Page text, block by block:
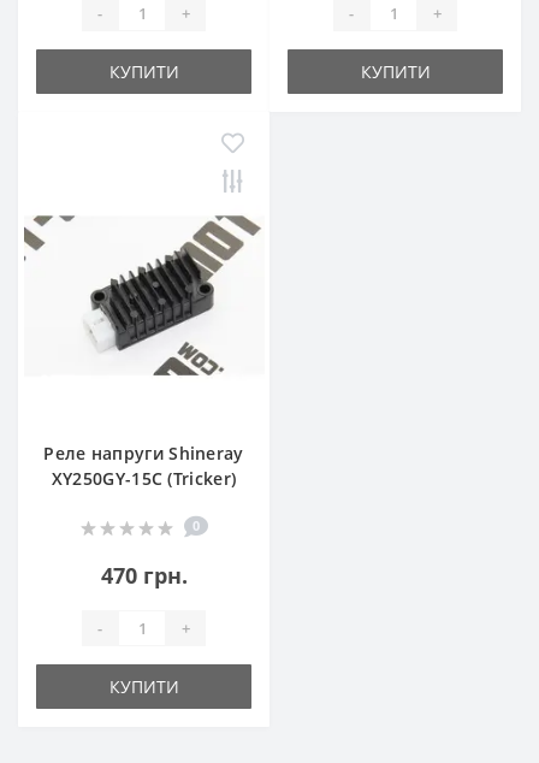
- +
КУПИТИ
- +
КУПИТИ
Реле напруги Shineray
XY250GY-15С (Tricker)
0
470 грн.
- +
КУПИТИ